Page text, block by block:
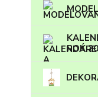
ROK